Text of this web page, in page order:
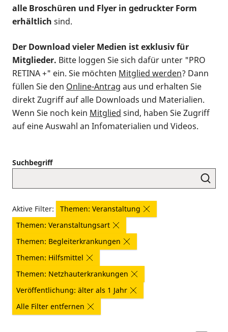
alle Broschüren und Flyer in gedruckter Form
erhältlich sind.
Der Download vieler Medien ist exklusiv für
Mitglieder. Bitte loggen Sie sich dafür unter "PRO
RETINA +" ein. Sie möchten Mitglied werden? Dann
füllen Sie den Online-Antrag aus und erhalten Sie
direkt Zugriff auf alle Downloads und Materialien.
Wenn Sie noch kein Mitglied sind, haben Sie Zugriff
auf eine Auswahl an Infomaterialien und Videos.
Suchbegriff
Aktive Filter:
Themen: Veranstaltung
Themen: Veranstaltungsart
Themen: Begleiterkrankungen
Themen: Hilfsmittel
Themen: Netzhauterkrankungen
Veröffentlichung: älter als 1 Jahr
Alle Filter entfernen